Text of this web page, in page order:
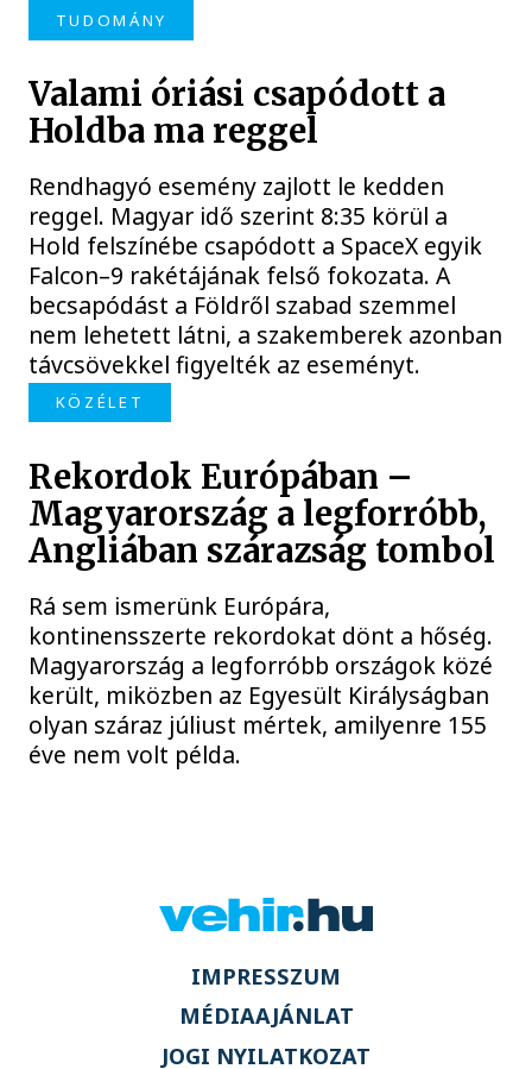
TUDOMÁNY
Valami óriási csapódott a
Holdba ma reggel
Rendhagyó esemény zajlott le kedden
reggel. Magyar idő szerint 8:35 körül a
Hold felszínébe csapódott a SpaceX egyik
Falcon–9 rakétájának felső fokozata. A
becsapódást a Földről szabad szemmel
nem lehetett látni, a szakemberek azonban
távcsövekkel figyelték az eseményt.
KÖZÉLET
Rekordok Európában –
Magyarország a legforróbb,
Angliában szárazság tombol
Rá sem ismerünk Európára,
kontinensszerte rekordokat dönt a hőség.
Magyarország a legforróbb országok közé
került, miközben az Egyesült Királyságban
olyan száraz júliust mértek, amilyenre 155
éve nem volt példa.
IMPRESSZUM
MÉDIAAJÁNLAT
JOGI NYILATKOZAT